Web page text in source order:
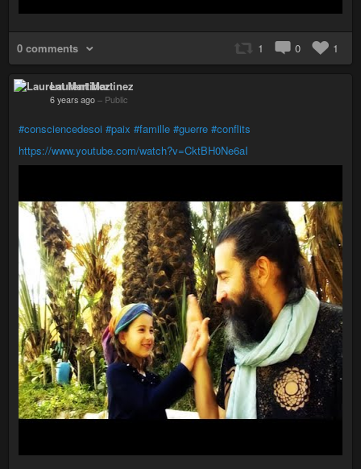
0 comments 1 0 1
Laurent Martinez
6 years ago – Public
#consciencedesoi #paix #famille #guerre #conflits
https://www.youtube.com/watch?v=CktBH0Ne6aI